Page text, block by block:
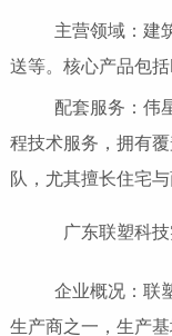
主营领域：建筑
送等。核心产品包
配套服务：伟星
程技术服务，拥有
队，尤其擅长住宅
广东联塑科
企业概况：联塑
生产商之一，生产